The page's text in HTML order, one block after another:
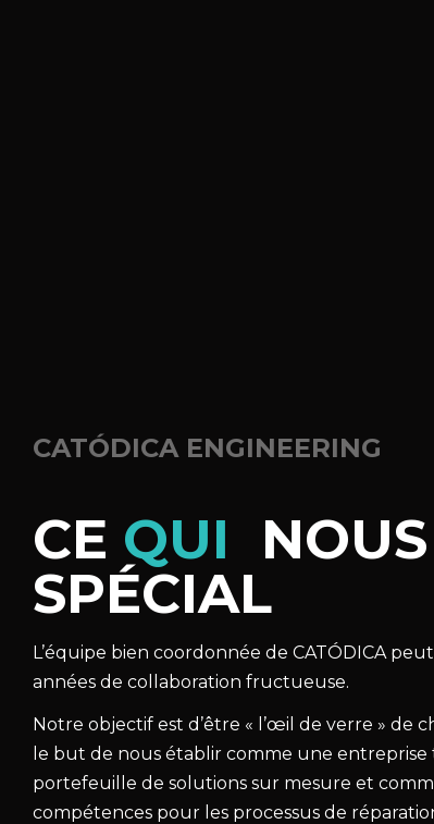
CATÓDICA ENGINEERING
CE QUI
SPÉCIAL
L’équipe bien coordonnée de CATÓDICA
années de collaboration fructueuse.
Notre objectif est d’être « l’œil de verre » de
le but de nous établir comme une
portefeuille de solutions sur mesure et
compétences pour les processus de